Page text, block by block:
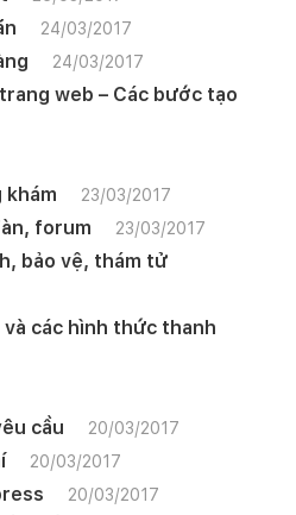
24/03/2017
24/03/2017
web – Các bước tạo
23/03/2017
forum 23/03/2017
bảo vệ, thám tử
các hình thức thanh
cầu 20/03/2017
20/03/2017
20/03/2017